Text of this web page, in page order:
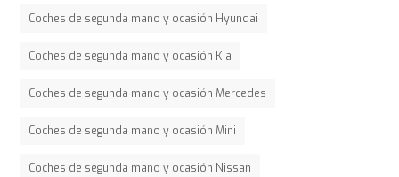
Coches de segunda mano y ocasión Hyundai
Coches de segunda mano y ocasión Kia
Coches de segunda mano y ocasión Mercedes
Coches de segunda mano y ocasión Mini
Coches de segunda mano y ocasión Nissan